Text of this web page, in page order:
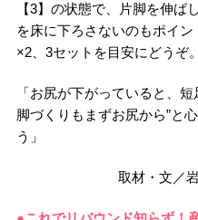
【3】の状態で、片脚を伸ば
を床に下ろさないのもポイ
×2、3セットを目安にどうぞ。
「お尻が下がっていると、
脚づくりもまずお尻から”と
う」
取材・文／